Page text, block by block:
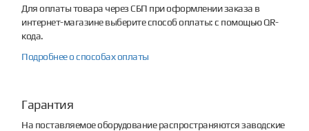
Для оплаты товара через СБП при оформлении заказа в
интернет-магазине выберите способ оплаты: с помощью QR-
кода.
Подробнее о способах оплаты
Гарантия
На поставляемое оборудование распространяются заводские